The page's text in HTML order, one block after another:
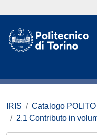
IRIS Catalogo POLITO
2.1 Contributo in